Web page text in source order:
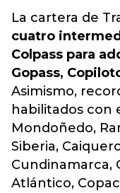
La cartera de
cuatro
Colpass para
Gopass,
Asimismo,
habilitados con
Mondoñedo,
Siberia,
Cundinamarca,
Atlántico,